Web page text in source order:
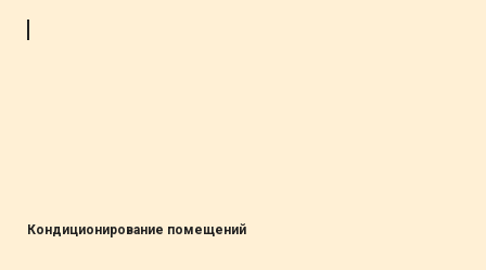
Кондиционирование помещений